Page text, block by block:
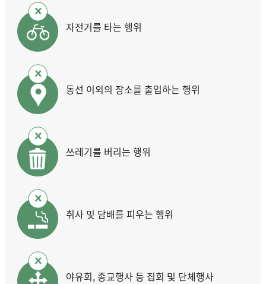
자전거를 타는 행위
동선 이외의 장소를 출입하는 행위
쓰레기를 버리는 행위
취사 및 담배를 피우는 행위
야유회, 종교행사 등 집회 및 단체행사